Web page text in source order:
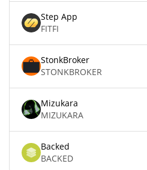
Step App
FITFI
StonkBroker
STONKBROKER
Mizukara
MIZUKARA
Backed
BACKED